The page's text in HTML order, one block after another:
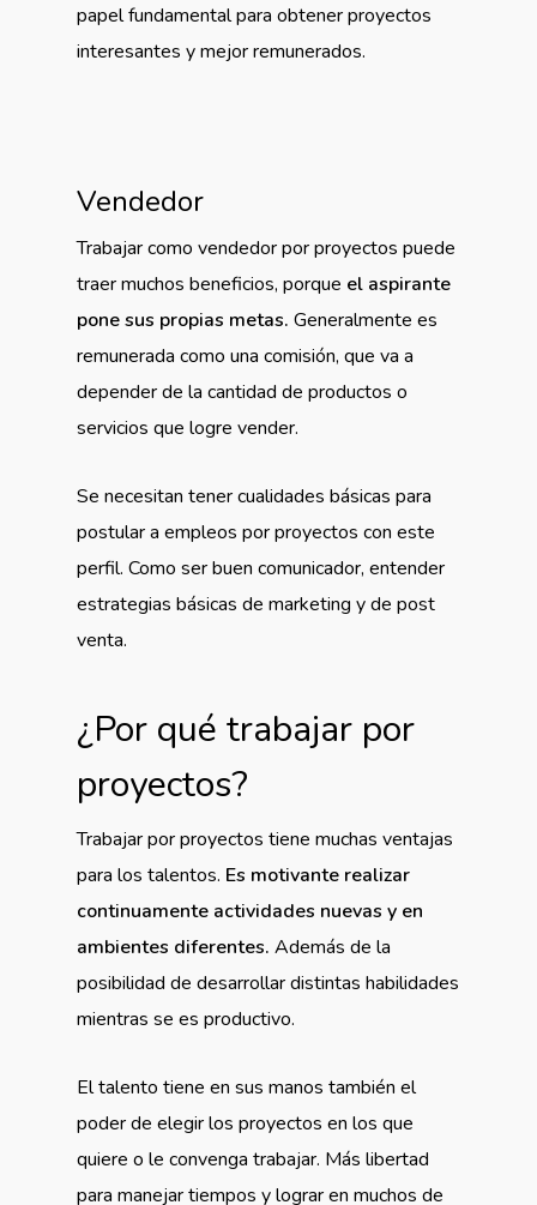
papel fundamental para obtener proyectos
interesantes y mejor remunerados.
Vendedor
Trabajar como vendedor por proyectos puede
traer muchos beneficios, porque el aspirante
pone sus propias metas. Generalmente es
remunerada como una comisión, que va a
depender de la cantidad de productos o
servicios que logre vender.
Se necesitan tener cualidades básicas para
postular a empleos por proyectos con este
perfil. Como ser buen comunicador, entender
estrategias básicas de marketing y de post
venta.
¿Por qué trabajar por
proyectos?
Trabajar por proyectos tiene muchas ventajas
para los talentos. Es motivante realizar
continuamente actividades nuevas y en
ambientes diferentes. Además de la
posibilidad de desarrollar distintas habilidades
mientras se es productivo.
El talento tiene en sus manos también el
poder de elegir los proyectos en los que
quiere o le convenga trabajar. Más libertad
para manejar tiempos y lograr en muchos de